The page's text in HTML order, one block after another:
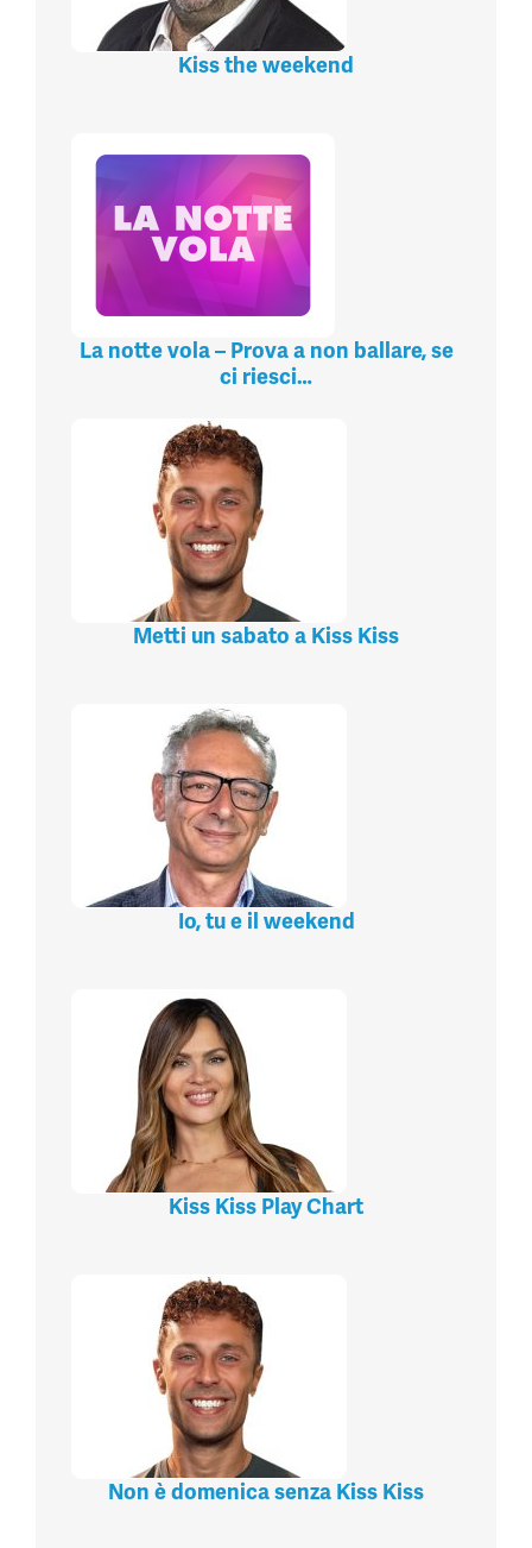
Kiss the weekend
La notte vola – Prova a non ballare, se
ci riesci…
Metti un sabato a Kiss Kiss
Io, tu e il weekend
Kiss Kiss Play Chart
Non è domenica senza Kiss Kiss